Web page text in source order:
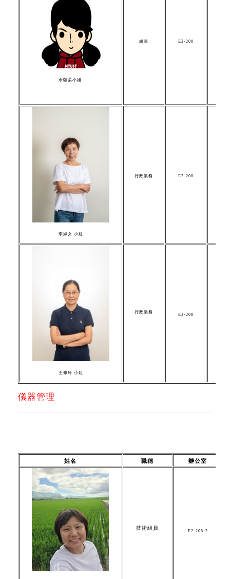
余頤柔小姐
組員
E2-200
李淑女 小姐
行政業務
E2-200
王佩玲 小姐
行政業務
E2-200
儀器管理
姓名 職稱 辦公室
技術組員
E2-205-2